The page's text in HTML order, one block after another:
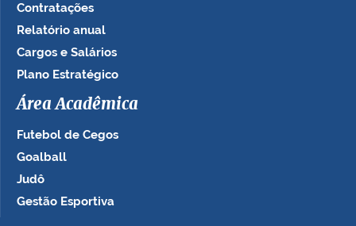
Contratações
Relatório anual
Cargos e Salários
Plano Estratégico
Área Acadêmica
Futebol de Cegos
Goalball
Judô
Gestão Esportiva